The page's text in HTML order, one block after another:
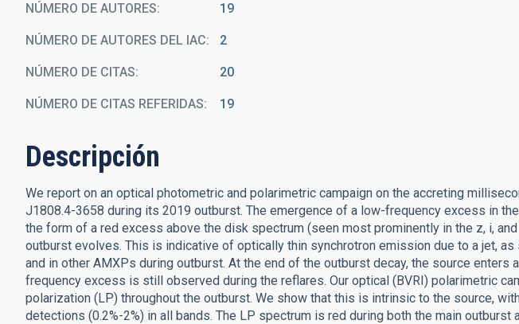
NÚMERO DE AUTORES 19
NÚMERO DE AUTORES DEL IAC 2
NÚMERO DE CITAS 20
NÚMERO DE CITAS REFERIDAS 19
Descripción
We report on an optical photometric and polarimetric campaign on the accreting
J1808.4-3658 during its 2019 outburst. The emergence of a low-frequency excess in
the form of a red excess above the disk spectrum (seen most prominently in the z, i,
outburst evolves. This is indicative of optically thin synchrotron emission due to a jet,
and in other AMXPs during outburst. At the end of the outburst decay, the source enters
frequency excess is still observed during the reflares. Our optical (BVRI) polarimetric
polarization (LP) throughout the outburst. We show that this is intrinsic to the source,
detections (0.2%-2%) in all bands. The LP spectrum is red during both the main outburst